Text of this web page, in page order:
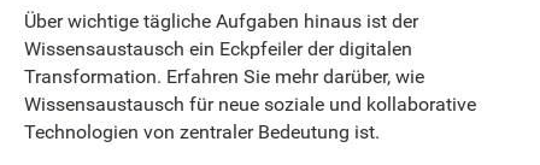
Über wichtige tägliche Aufgaben hinaus ist der
Wissensaustausch ein Eckpfeiler der digitalen
Transformation. Erfahren Sie mehr darüber, wie
Wissensaustausch für neue soziale und kollaborative
Technologien von zentraler Bedeutung ist.